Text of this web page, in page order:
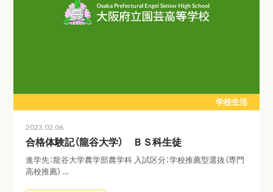
学校生活
2023.02.06
合格体験記（龍谷大学） ＢＳ科生徒
進学先：龍谷大学農学部農学科 入試区分：学校推薦型選抜（専門
高校推薦） …